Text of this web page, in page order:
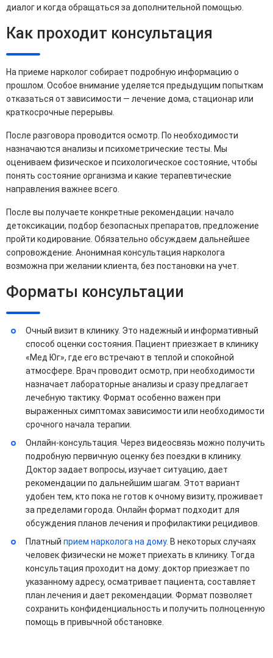
диалог и когда обращаться за дополнительной помощью.
Как проходит консультация
На приеме нарколог собирает подробную информацию о
прошлом. Особое внимание уделяется предыдущим попыткам
отказаться от зависимости — лечение дома, стационар или
краткосрочные перерывы.
После разговора проводится осмотр. По необходимости
назначаются анализы и психометрические тесты. Мы
оцениваем физическое и психологическое состояние, чтобы
понять состояние организма и какие терапевтические
направления важнее всего.
После вы получаете конкретные рекомендации: начало
детоксикации, подбор безопасных препаратов, предложение
пройти кодирование. Обязательно обсуждаем дальнейшее
сопровождение. Анонимная консультация нарколога
возможна при желании клиента, без постановки на учет.
Форматы консультации
Очный визит в клинику. Это надежный и информативный
способ оценки состояния. Пациент приезжает в клинику
«Мед Юг», где его встречают в теплой и спокойной
атмосфере. Врач проводит осмотр, при необходимости
назначает лабораторные анализы и сразу предлагает
лечебную тактику. Формат особенно важен при
выраженных симптомах зависимости или необходимости
срочного начала терапии.
Онлайн-консультация. Через видеосвязь можно получить
подробную первичную оценку без поездки в клинику.
Доктор задает вопросы, изучает ситуацию, дает
рекомендации по дальнейшим шагам. Этот вариант
удобен тем, кто пока не готов к очному визиту, проживает
за пределами города. Онлайн формат подходит для
обсуждения планов лечения и профилактики рецидивов.
Платный прием нарколога на дому. В некоторых случаях
человек физически не может приехать в клинику. Тогда
консультация проходит на дому: доктор приезжает по
указанному адресу, осматривает пациента, составляет
план лечения и дает рекомендации. Формат позволяет
сохранить конфиденциальность и получить полноценную
помощь в привычной обстановке.